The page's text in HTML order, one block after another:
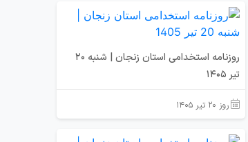
روزنامه استخدامی استان زنجان | شنبه 20
تیر 1405
روز ۲۰ تیر ۱۴۰۵